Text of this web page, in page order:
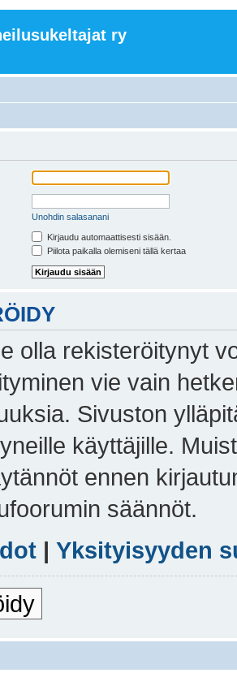
ry
Unohdin salasanani
Kirjaudu automaattisesti sisään.
Piilota paikalla olemiseni tällä kertaa
olla rekisteröitynyt
vie vain
Sivuston
käyttäjille.
ennen
säännöt.
| Yksityisyyden